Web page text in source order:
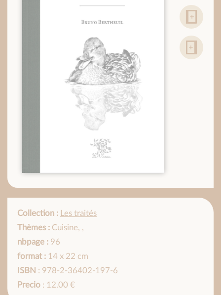
Collection : Les traités
Thèmes : Cuisine, ,
nbpage : 96
format : 14 x 22 cm
ISBN : 978-2-36402-197-6
Precio : 12.00 €